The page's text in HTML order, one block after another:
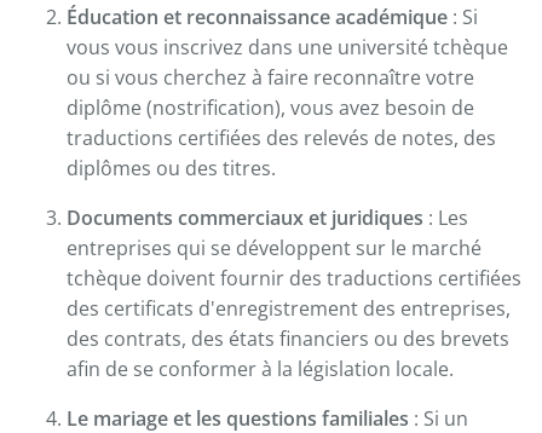
Éducation et reconnaissance académique : Si
vous vous inscrivez dans une université tchèque
ou si vous cherchez à faire reconnaître votre
diplôme (nostrification), vous avez besoin de
traductions certifiées des relevés de notes, des
diplômes ou des titres.
Documents commerciaux et juridiques : Les
entreprises qui se développent sur le marché
tchèque doivent fournir des traductions certifiées
des certificats d'enregistrement des entreprises,
des contrats, des états financiers ou des brevets
afin de se conformer à la législation locale.
Le mariage et les questions familiales : Si un